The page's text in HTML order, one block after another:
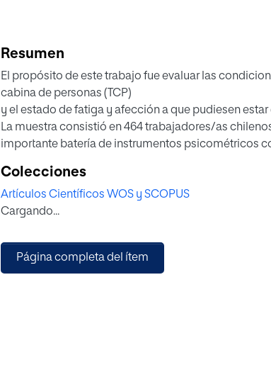
Resumen
El propósito de este trabajo fue evaluar las
cabina de personas (TCP)
y el estado de fatiga y afección a que pudiesen estar
La muestra consistió en 464 trabajadores/as
importante batería de instrumentos psicométricos
somnolencia diurna, compatibilización
familia-empleo y trabajo emocional). Los datos se
confirmatorios para evaluar la
antecedentes de importantes afecciones a la salud en
producto de las adversas condiciones psicosociales
Colecciones
Artículos Científicos WOS y SCOPUS
Cargando...
Página completa del ítem